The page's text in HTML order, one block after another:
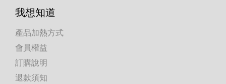
我想知道
產品加熱方式
會員權益
訂購說明
退款須知